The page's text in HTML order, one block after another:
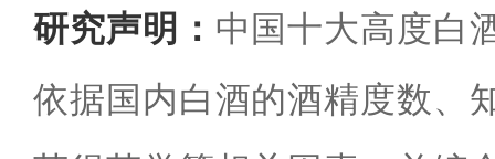
研究声明： 中国十大高度白
依据国内白酒的酒精度数、